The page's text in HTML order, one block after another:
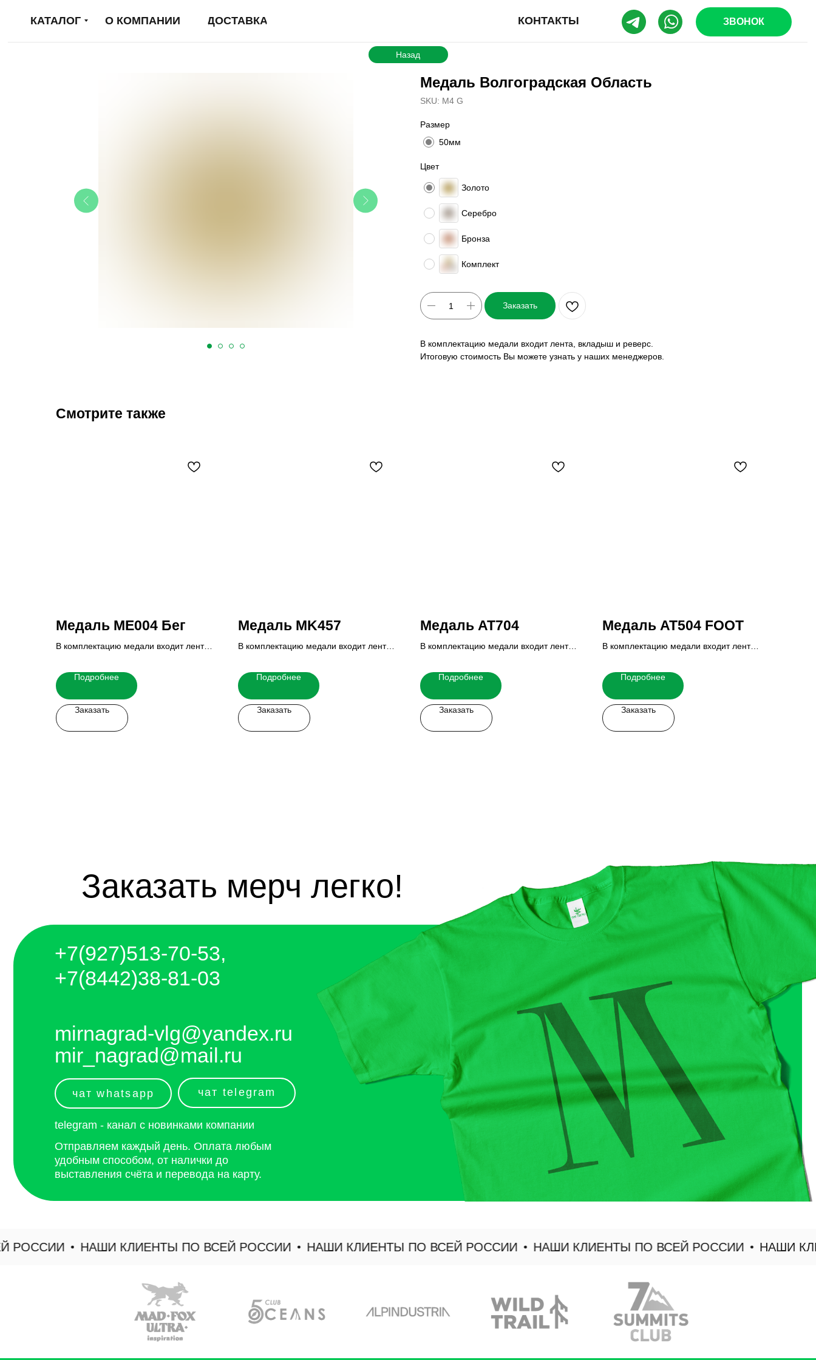
КАТАЛОГ КОНТАКТЫ
О КОМПАНИИ ДОСТАВКА ЗВОНОК
Назад
Медаль Волгоградская Область
SKU: M4 G
Размер
50мм
Цвет
Золото
Серебро
Бронза
Комплект
Заказать
В комплектацию медали входит лента, вкладыш и реверс.
Итоговую стоимость Вы можете узнать у наших менеджеров.
Смотрите также
Медаль ME004 Бег
В комплектацию медали входит лента,
Итоговую стоимость Вы можете узнать
у наших менеджеров.
Подробнее
Заказать
Медаль MK457
В комплектацию медали входит лента,
Итоговую стоимость Вы можете узнать
у наших менеджеров.
Подробнее
Заказать
Медаль AT704
В комплектацию медали входит лента,
Итоговую стоимость Вы можете узнать
у наших менеджеров.
Подробнее
Заказать
Медаль AT504 FOOT
В комплектацию медали входит лента,
Итоговую стоимость Вы можете узнать
у наших менеджеров.
Подробнее
Заказать
Отправляем каждый день. Оплата любым
удобным способом, от налички до
выставления счёта и перевода на карту.
+7(8442)38-81-03
чат telegram
чат whatsapp
mirnagrad-vlg@yandex.ru
mir_nagrad@mail.ru
НАШИ КЛИЕНТЫ ПО ВСЕЙ РОССИИ НАШИ КЛИЕНТЫ ПО ВСЕЙ РОССИИ НАШИ КЛИЕНТЫ ПО ВСЕЙ РОССИИ НАШИ